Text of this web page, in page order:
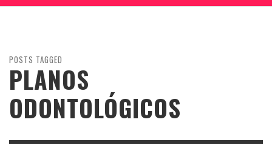
POSTS TAGGED
PLANOS
ODONTOLÓGICOS